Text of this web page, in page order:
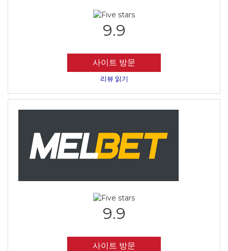
9.9
사이트 방문
리뷰 읽기
9.9
사이트 방문